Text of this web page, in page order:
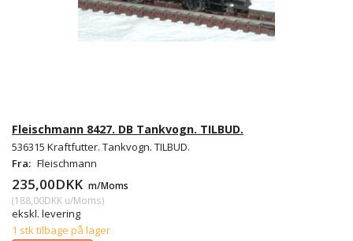
Fleischmann 8427. DB Tankvogn. TILBUD.
536315 Kraftfutter. Tankvogn. TILBUD.
Fra: Fleischmann
235,00DKK m/Moms
(188,00DKK u/Moms)
ekskl. levering
1 stk tilbage på lager